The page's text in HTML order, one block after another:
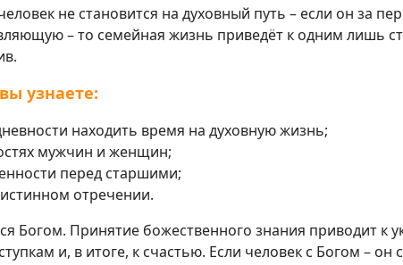
не становится на духовный путь – если он за
– то семейная жизнь приведёт к одним лишь
узнаете:
находить время на духовную жизнь;
мужчин и женщин;
перед старшими;
отречении.
Богом. Принятие божественного знания приводит к
и, в итоге, к счастью. Если человек с Богом – он